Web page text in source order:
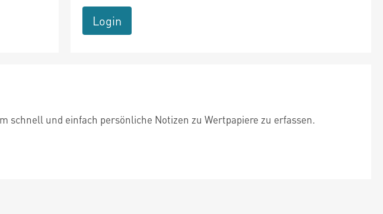
Login
schnell und einfach persönliche Notizen zu Wertpapiere zu erfassen.